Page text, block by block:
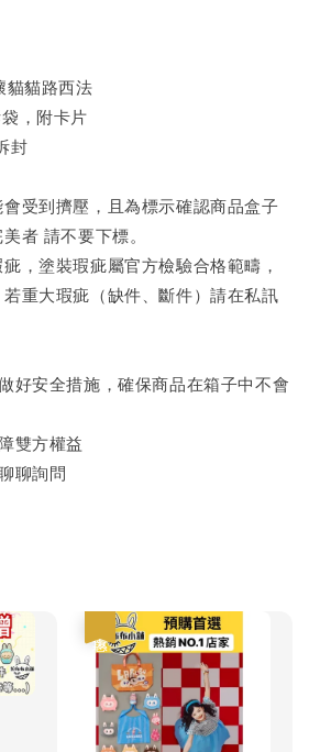
貓路西法
，附卡片
封
受到擠壓，且為標示確認商品盒子
者 請不要下標。
，塗裝瑕疵屬官方檢驗合格範疇，
重大瑕疵（缺件、斷件）請在私訊
好安全措施，確保商品在箱子中不會
雙方權益
聊詢問